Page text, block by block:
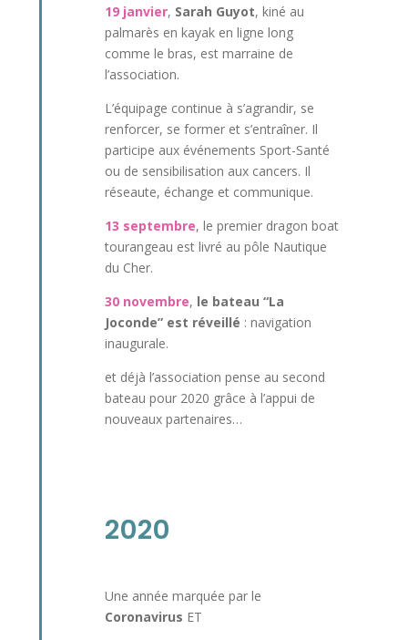
19 janvier, Sarah Guyot, kiné au
palmarès en kayak en ligne long
comme le bras, est marraine de
l’association.
L’équipage continue à s’agrandir, se
renforcer, se former et s’entraîner. Il
participe aux événements Sport-Santé
ou de sensibilisation aux cancers. Il
réseaute, échange et communique.
13 septembre, le premier dragon boat
tourangeau est livré au pôle Nautique
du Cher.
30 novembre, le bateau “La
Joconde” est réveillé : navigation
inaugurale.
et déjà l’association pense au second
bateau pour 2020 grâce à l’appui de
nouveaux partenaires…
2020
Une année marquée par le
Coronavirus ET